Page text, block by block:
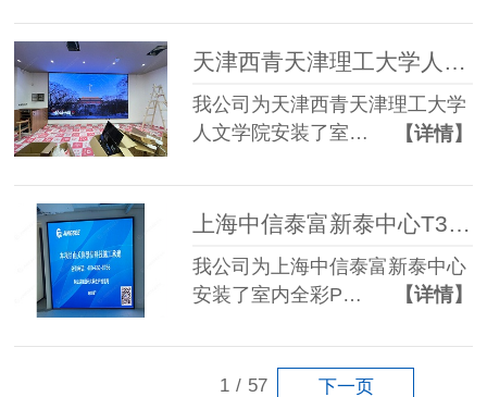
天津西青天津理工大学人文学院P1.86 LED显示屏
我公司为天津西青天津理工大学
人文学院安装了室…
【详情】
上海中信泰富新泰中心T3楼加装P1.86 LED显示屏
我公司为上海中信泰富新泰中心
安装了室内全彩P…
【详情】
1 / 57 下一页